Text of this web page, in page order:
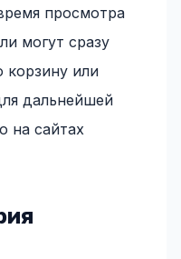
просмотра
могут сразу
корзину или
дальнейшей
на сайтах